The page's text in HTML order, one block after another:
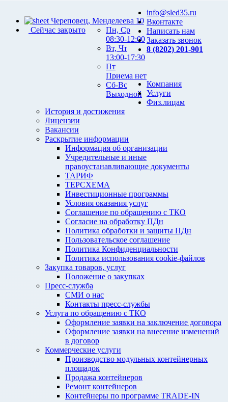
Череповец, Менделеева 10
Сейчас закрыто
Пн, Ср
08:30-12:00
Вт, Чт
13:00-17:30
Пт
Приема нет
Сб-Вс
Выходной
info@sled35.ru
Вконтакте
Написать нам
Заказать звонок
8 (8202) 201-901
Компания
История и достижения
Лицензии
Вакансии
Раскрытие информации
Информация об организации
Учредительные и иные
правоустанавливающие документы
ТАРИФ
ТЕРСХЕМА
Инвестиционные программы
Условия оказания услуг
Соглашение по обращению с ТКО
Согласие на обработку ПДн
Политика обработки и защиты ПДн
Пользовательское соглашение
Политика Конфиденциальности
Политика использования cookie-файлов
Закупка товаров, услуг
Положение о закупках
Пресс-служба
СМИ о нас
Контакты пресс-службы
Услуги
Услуга по обращению с ТКО
Оформление заявки на заключение договора
Оформление заявки на внесение изменений
в договор
Коммерческие услуги
Производство модульных контейнерных
площадок
Продажа контейнеров
Ремонт контейнеров
Контейнеры по программе TRADE-IN
Физ.лицам